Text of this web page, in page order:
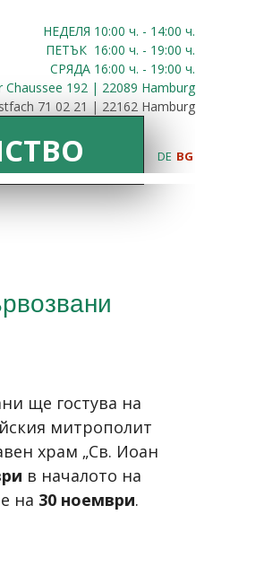
НЕДЕЛЯ 10:00 ч. - 14:00 ч.
ПЕТЪК 16:00 ч. - 19:00 ч.
СРЯДА 16:00 ч. - 19:00 ч.
192 | 22089 Hamburg
71 02 21 | 22162 Hamburg
DE BG
ще гостува на
митрополит
храм „Св. Иоан
в началото на
на 30 ноември.